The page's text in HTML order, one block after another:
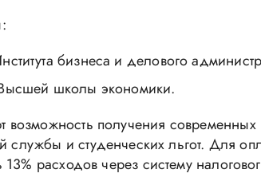
бизнеса и делового
школы экономики.
получения
службы и студенческих льгот. Для
расходов через систему